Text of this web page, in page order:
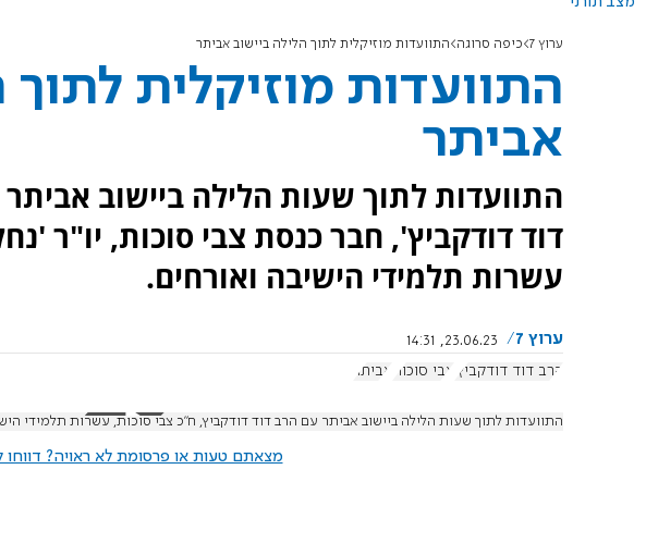
ערוץ 7 כיפה סרוגה התוועדות מוזיקלית לתוך הלילה ביישוב אביתר
התוועדות מוזיקלית לתוך
אביתר
התוועדות לתוך שעות הלילה ביישוב
דוד דודקביץ', חבר כנסת צבי סוכות, יו"ר
עשרות תלמידי הישיבה ואורחים.
ערוץ 7
23.06.23, 14:31
הרב דוד דודקביץ'
צבי סוכות אביתר
התוועדות לתוך שעות הלילה ביישוב אביתר עם הרב דוד דודקביץ, ח"כ צבי סוכות, עשרות תלמידי
מצאתם טעות או פרסומת לא ראויה? דווחו